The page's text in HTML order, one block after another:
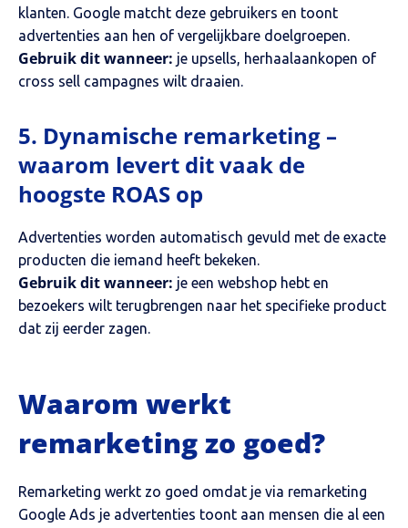
klanten. Google matcht deze gebruikers en toont
advertenties aan hen of vergelijkbare doelgroepen.
Gebruik dit wanneer: je upsells, herhaalaankopen of
cross sell campagnes wilt draaien.
5. Dynamische remarketing –
waarom levert dit vaak de
hoogste ROAS op
Advertenties worden automatisch gevuld met de exacte
producten die iemand heeft bekeken.
Gebruik dit wanneer: je een webshop hebt en
bezoekers wilt terugbrengen naar het specifieke product
dat zij eerder zagen.
Waarom werkt
remarketing zo goed?
Remarketing werkt zo goed omdat je via remarketing
Google Ads je advertenties toont aan mensen die al een